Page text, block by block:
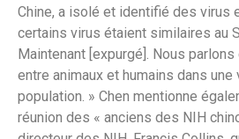
Chine, a isolé et identifié des virus
certains virus étaient similaires au
Maintenant [expurgé]. Nous
entre animaux et humains dans
population. » Chen mentionne
réunion des « anciens des NIH